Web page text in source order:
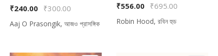
₹240.00 ₹300.00
Aaj O Prasongik, আজও প্রাসঙ্গিক
₹556.00 ₹695.00
Robin Hood, রবিন হুড